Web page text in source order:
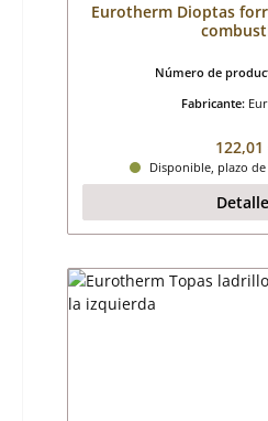
Eurotherm Dioptas
Número de
Fabricante:
Precio
122,01
Disponible, plazo